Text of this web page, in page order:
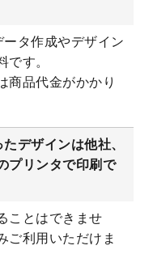
が作成できるようにな
シデザインテンプレー
ンプレート
を公開いた
。
紙）のデザインテン
タ作成やデザイン
です。
商品代金がかかり
デザインは他社、
プリンタで印刷で
ことはできませ
ご利用いただけま